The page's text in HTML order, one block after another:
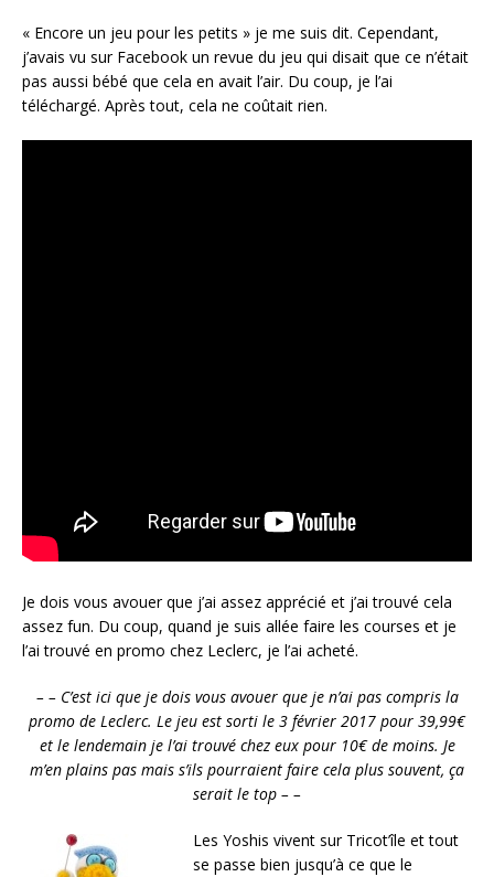
« Encore un jeu pour les petits » je me suis dit. Cependant,
j’avais vu sur Facebook un revue du jeu qui disait que ce n’était
pas aussi bébé que cela en avait l’air. Du coup, je l’ai
téléchargé. Après tout, cela ne coûtait rien.
Je dois vous avouer que j’ai assez apprécié et j’ai trouvé cela
assez fun. Du coup, quand je suis allée faire les courses et je
l’ai trouvé en promo chez Leclerc, je l’ai acheté.
– – C’est ici que je dois vous avouer que je n’ai pas compris la
promo de Leclerc. Le jeu est sorti le 3 février 2017 pour 39,99€
et le lendemain je l’ai trouvé chez eux pour 10€ de moins. Je
m’en plains pas mais s’ils pourraient faire cela plus souvent, ça
serait le top – –
Les Yoshis vivent sur Tricot’île et tout
se passe bien jusqu’à ce que le